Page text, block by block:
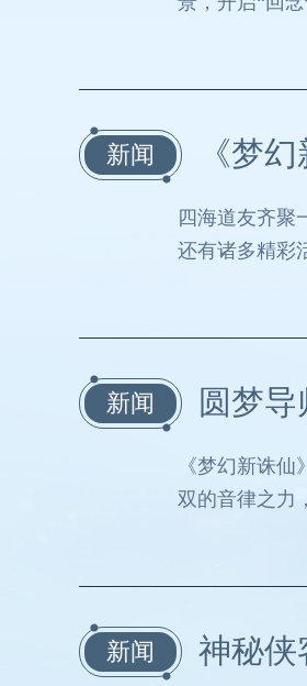
新闻 《梦
四海道友齐聚
还有诸多精彩
新闻 圆梦
《梦幻新诛
双的音律之力
新闻 神秘侠